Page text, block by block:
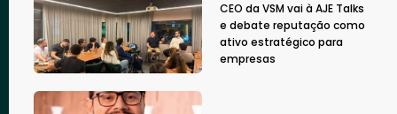
CEO da VSM vai à AJE Talks
e debate reputação como
ativo estratégico para
empresas